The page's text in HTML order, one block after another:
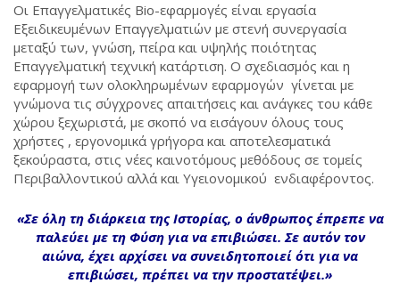
Οι Επαγγελματικές Bio-εφαρμογές είναι εργασία
Εξειδικευμένων Επαγγελματιών με στενή συνεργασία
μεταξύ των, γνώση, πείρα και υψηλής ποιότητας
Επαγγελματική τεχνική κατάρτιση. Ο σχεδιασμός και η
εφαρμογή των ολοκληρωμένων εφαρμογών γίνεται με
γνώμονα τις σύγχρονες απαιτήσεις και ανάγκες του κάθε
χώρου ξεχωριστά, με σκοπό να εισάγουν όλους τους
χρήστες , εργονομικά γρήγορα και αποτελεσματικά
ξεκούραστα, στις νέες καινοτόμους μεθόδους σε τομείς
Περιβαλλοντικού αλλά και Υγειονομικού ενδιαφέροντος.
«Σε όλη τη διάρκεια της Ιστορίας, ο άνθρωπος έπρεπε να
παλεύει με τη Φύση για να επιβιώσει. Σε αυτόν τον
αιώνα, έχει αρχίσει να συνειδητοποιεί ότι για να
επιβιώσει, πρέπει να την προστατέψει.»